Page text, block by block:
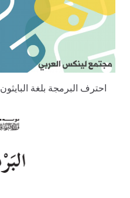
احترف البرمجة بلغة البايثون